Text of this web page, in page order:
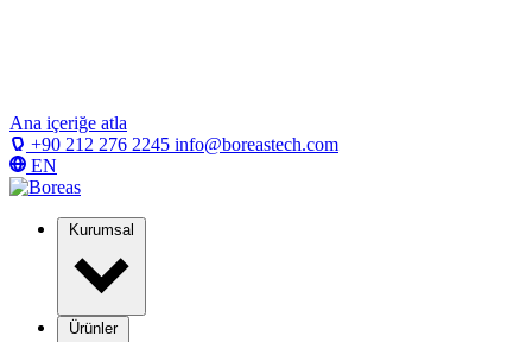
Ana içeriğe atla
+90 212 276 2245 info@boreastech.com
EN
Kurumsal
Ürünler